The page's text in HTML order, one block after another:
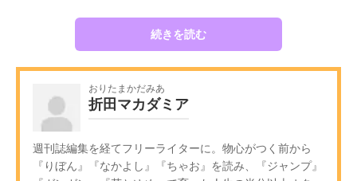
続きを読む
おりたまかだみあ
折田マカダミア
週刊誌編集を経てフリーライターに。物心がつく前から
『りぼん』『なかよし』『ちゃお』を読み、『ジャンプ』